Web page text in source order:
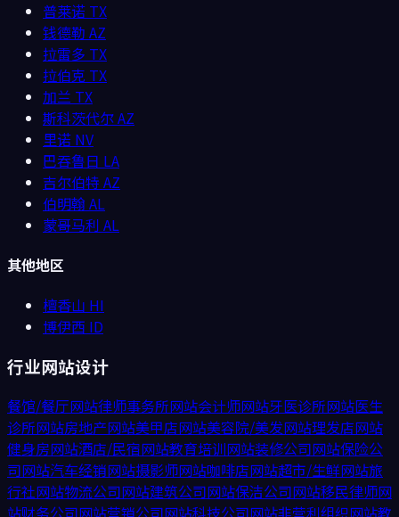
普莱诺 TX
钱德勒 AZ
拉雷多 TX
拉伯克 TX
加兰 TX
斯科茨代尔AZ
里诺 NV
巴吞鲁日 LA
吉尔伯特 AZ
伯明翰 AL
蒙哥马利 AL
其他地区
檀香山 HI
博伊西 ID
行业网站设计
餐馆/餐厅网站律师事务所网站会计师网站牙医诊所网站医生
诊所网站房地产网站美甲店网站美容院/美发网站理发店网站
健身房网站酒店/民宿网站教育培训网站装修公司网站保险公
司网站汽车经销网站摄影师网站咖啡店网站超市/生鲜网站旅
行社网站物流公司网站建筑公司网站保洁公司网站移民律师网
站财务公司网站营销公司网站科技公司网站非营利组织网站教